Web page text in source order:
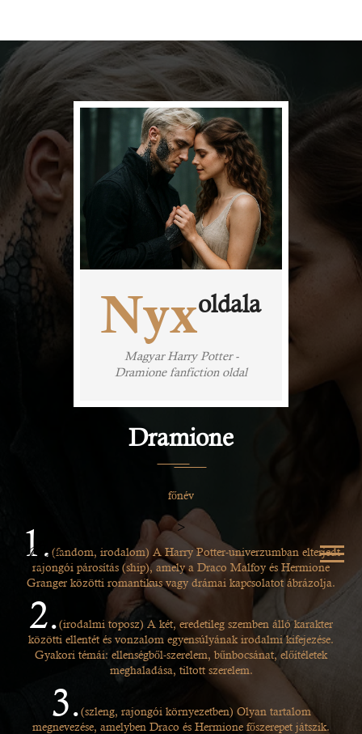
Nyxoldala
Magyar Harry Potter -
Dramione fanfiction oldal
Dramione
főnév
>
1.(fandom, irodalom) A Harry Potter-univerzumban elterjedt
rajongói párosítás (ship), amely a Draco Malfoy és Hermione
Granger közötti romantikus vagy drámai kapcsolatot ábrázolja.
2.(irodalmi toposz) A két, eredetileg szemben álló karakter
közötti ellentét és vonzalom egyensúlyának irodalmi kifejezése.
Gyakori témái: ellenségből-szerelem, bűnbocsánat, előítéletek
meghaladása, tiltott szerelem.
3.(szleng, rajongói környezetben) Olyan tartalom
megnevezése, amelyben Draco és Hermione főszerepet játszik.